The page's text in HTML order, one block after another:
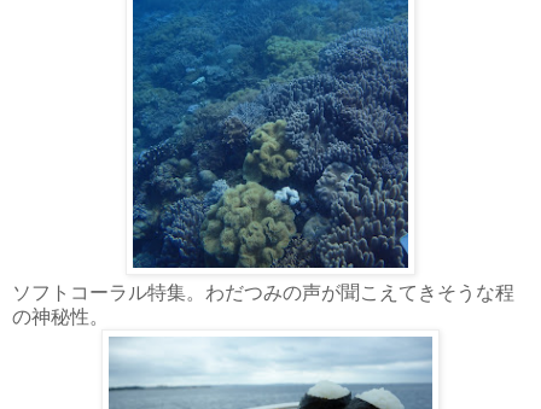
ソフトコーラル特集。わだつみの声が聞こえてきそうな程
の神秘性。